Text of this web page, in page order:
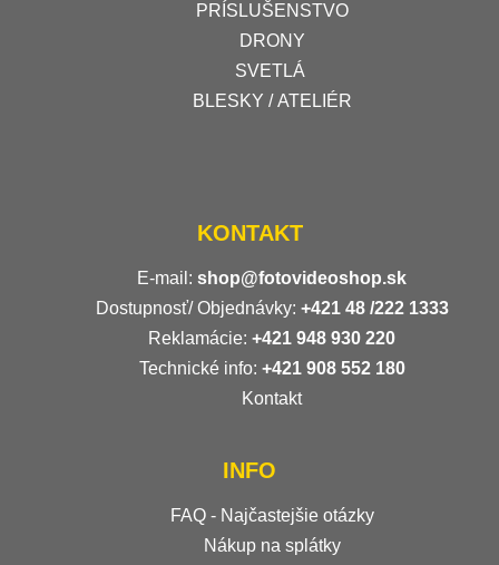
PRÍSLUŠENSTVO
DRONY
SVETLÁ
BLESKY / ATELIÉR
KONTAKT
E-mail: shop@fotovideoshop.sk
Dostupnosť/ Objednávky: +421 48 /222 1333
Reklamácie: +421 948 930 220
Technické info: +421 908 552 180
Kontakt
INFO
FAQ - Najčastejšie otázky
Nákup na splátky